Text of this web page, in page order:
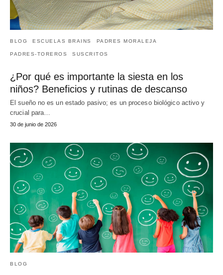
BLOG ESCUELAS BRAINS PADRES MORALEJA
PADRES-TOREROS SUSCRITOS
¿Por qué es importante la siesta en los
niños? Beneficios y rutinas de descanso
El sueño no es un estado pasivo; es un proceso biológico activo y
crucial para…
30 de junio de 2026
BLOG